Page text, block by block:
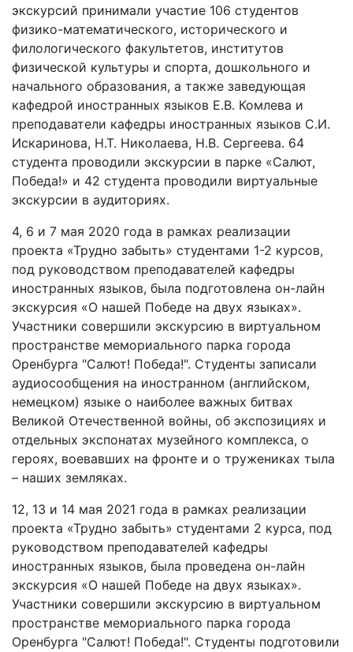
экскурсий принимали участие 106 студентов
физико-математического, исторического и
филологического факультетов, институтов
физической культуры и спорта, дошкольного и
начального образования, а также заведующая
кафедрой иностранных языков Е.В. Комлева и
преподаватели кафедры иностранных языков С.И.
Искаринова, Н.Т. Николаева, Н.В. Сергеева. 64
студента проводили экскурсии в парке «Салют,
Победа!» и 42 студента проводили виртуальные
экскурсии в аудиториях.
4, 6 и 7 мая 2020 года в рамках реализации
проекта «Трудно забыть» студентами 1-2 курсов,
под руководством преподавателей кафедры
иностранных языков, была подготовлена он-лайн
экскурсия «О нашей Победе на двух языках».
Участники совершили экскурсию в виртуальном
пространстве мемориального парка города
Оренбурга "Салют! Победа!". Студенты записали
аудиосообщения на иностранном (английском,
немецком) языке о наиболее важных битвах
Великой Отечественной войны, об экспозициях и
отдельных экспонатах музейного комплекса, о
героях, воевавших на фронте и о тружениках тыла
– наших земляках.
12, 13 и 14 мая 2021 года в рамках реализации
проекта «Трудно забыть» студентами 2 курса, под
руководством преподавателей кафедры
иностранных языков, была проведена он-лайн
экскурсия «О нашей Победе на двух языках».
Участники совершили экскурсию в виртуальном
пространстве мемориального парка города
Оренбурга "Салют! Победа!". Студенты подготовили